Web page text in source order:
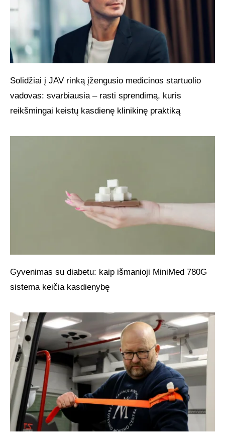
Solidžiai į JAV rinką įžengusio medicinos startuolio
vadovas: svarbiausia – rasti sprendimą, kuris
reikšmingai keistų kasdienę klinikinę praktiką
Gyvenimas su diabetu: kaip išmanioji MiniMed 780G
sistema keičia kasdienybę